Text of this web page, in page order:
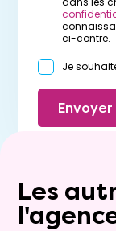
ci-contre.
Je
Les